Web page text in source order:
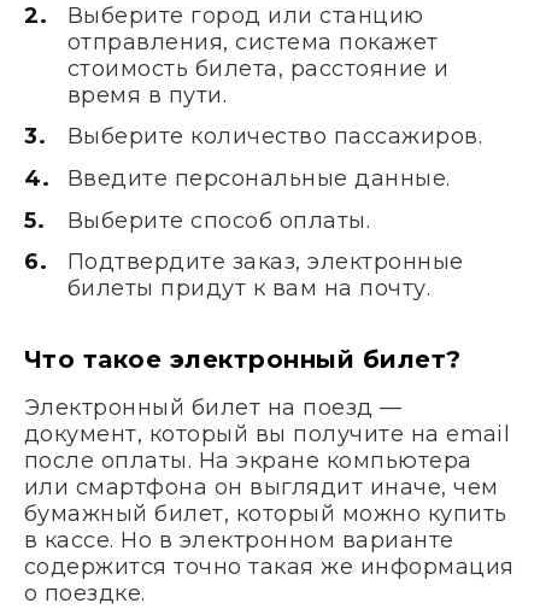
Выберите город или станцию
отправления, система покажет
стоимость билета, расстояние и
время в пути.
Выберите количество пассажиров.
Введите персональные данные.
Выберите способ оплаты.
Подтвердите заказ, электронные
билеты придут к вам на почту.
Что такое электронный билет?
Электронный билет на поезд —
документ, который вы получите на email
после оплаты. На экране компьютера
или смартфона он выглядит иначе, чем
бумажный билет, который можно купить
в кассе. Но в электронном варианте
содержится точно такая же информация
о поездке.